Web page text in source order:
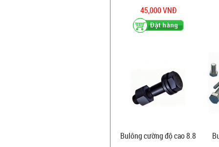
45,000 VNĐ
Bulông cường độ cao 8.8